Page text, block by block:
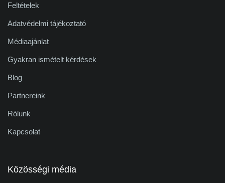
Feltételek
Adatvédelmi tájékoztató
Médiaajánlat
Gyakran ismételt kérdések
Blog
Partnereink
Rólunk
Kapcsolat
Közösségi média